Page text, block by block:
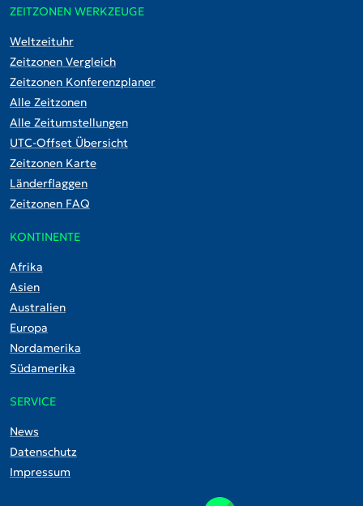
ZEITZONEN WERKZEUGE
Weltzeituhr
Zeitzonen Vergleich
Zeitzonen Konferenzplaner
Alle Zeitzonen
Alle Zeitumstellungen
UTC-Offset Übersicht
Zeitzonen Karte
Länderflaggen
Zeitzonen FAQ
KONTINENTE
Afrika
Asien
Australien
Europa
Nordamerika
Südamerika
SERVICE
News
Datenschutz
Impressum